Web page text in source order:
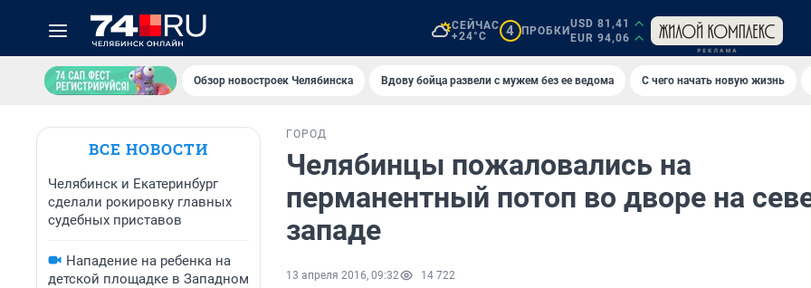
СЕЙЧАС
+24°C
4 ПРОБКИ
USD 81,41
EUR 94,06
Обзор новостроек Челябинска Вдову бойца развели с мужем без ее ведома С чего начать новую жизнь
ВСЕ НОВОСТИ
Челябинск и Екатеринбург
сделали рокировку главных
судебных приставов
Нападение на ребенка на
детской площадке в Западном
ГОРОД
Челябинцы пожаловались на
перманентный потоп во дворе на
западе
13 апреля 2016, 09:32 14 722